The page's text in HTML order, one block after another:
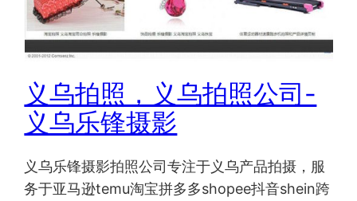
义乌拍照，义乌拍照公司-
义乌乐锋摄影
义乌乐锋摄影拍照公司专注于义乌产品拍摄，服
务于亚马逊temu淘宝拼多多shopee抖音shein跨